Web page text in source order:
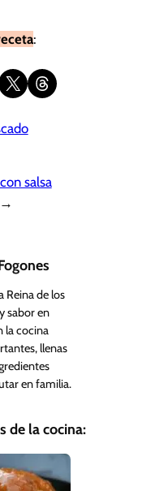
:
Reddit
Compartir en X Share on Threads
salsa
→
Reina de los
sabor en
la cocina
llenas
en familia.
de la cocina: